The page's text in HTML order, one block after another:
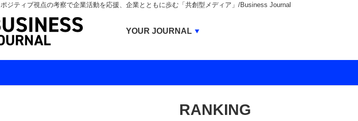
ポジティブ視点の考察で企業活動を応援、企業とともに歩む「共創型メディア」/Business Journal
RANKING
YOUR JOURNAL
BUSINESS JOURNAL
IVS JOURNAL